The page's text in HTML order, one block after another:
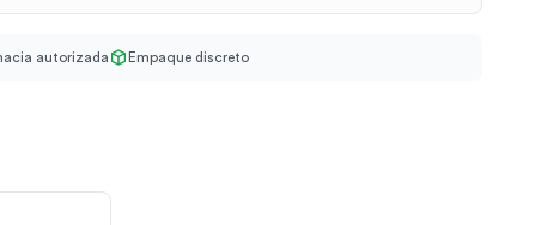
autorizada Empaque discreto